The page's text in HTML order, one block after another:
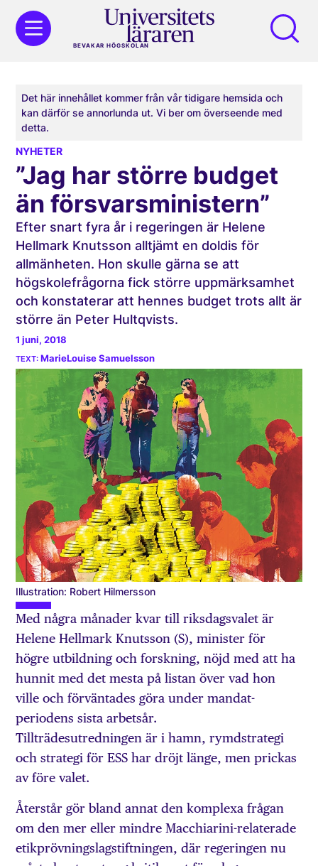
BEVAKAR HÖGSKOLAN
Det här innehållet kommer från vår tidigare hemsida och
kan därför se annorlunda ut. Vi ber om överseende med
detta.
NYHETER
”Jag har större budget
än försvarsministern”
Efter snart fyra år i regeringen är Helene
Hellmark Knutsson alltjämt en doldis för
allmänheten. Hon skulle gärna se att
högskolefrågorna fick större uppmärk­samhet
och konstaterar att hennes budget trots allt är
större än Peter Hultqvists.
1 juni, 2018
MarieLouise Samuelsson
Illustration: Robert Hilmersson
Med några månader kvar till riksdagsvalet är
Helene Hellmark Knutsson (S), minister för
högre utbildning och forskning, nöjd med att ha
hunnit med det mesta på listan över vad hon
ville och förväntades göra under mandat­
periodens sista arbetsår.
Tillträdesutredningen är i hamn, rymdstrategi
och strategi för ESS har dröjt länge, men prickas
av före valet.
Återstår gör bland annat den komplexa frågan
om den mer eller mindre Macchiarini-relaterade
etikprövningslagstiftningen, där regeringen nu